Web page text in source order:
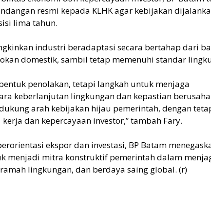
resmi kepada KLHK agar kebijakan
lima tahun.
industri beradaptasi secara bertahap dari
domestik, sambil tetap memenuhi standar
penolakan, tetapi langkah untuk menjaga
keberlanjutan lingkungan dan kepastian
arah kebijakan hijau pemerintah, dengan
dan kepercayaan investor,” tambah Fary.
ekspor dan investasi, BP Batam
menjadi mitra konstruktif pemerintah dalam
lingkungan, dan berdaya saing global. (r)